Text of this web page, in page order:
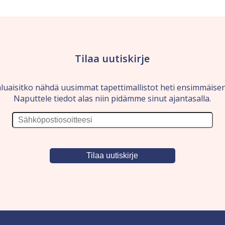
Tilaa uutiskirje
nähdä uusimmat tapettimallistot heti
Naputtele tiedot alas niin pidämme sinut ajantasalla.